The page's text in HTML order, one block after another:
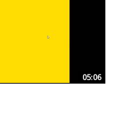
05:06